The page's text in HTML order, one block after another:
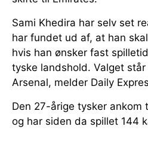
Sami Khedira har selv set
har fundet ud af, at han
hvis han ønsker fast
tyske landshold. Valget
Arsenal, melder Daily
Den 27-årige tysker ankom
og har siden da spillet 144